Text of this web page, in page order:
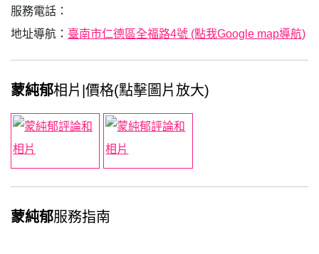
服務電話：
地址導航： 臺南市仁德區全福路4號 (點我Google map導航)
蒙純郁相片|價格(點擊圖片放大)
蒙純郁服務指南